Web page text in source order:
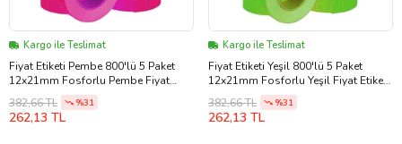
Kargo ile Teslimat
Fiyat Etiketi Pembe 800'lü 5 Paket
12x21mm Fosforlu Pembe Fiyat
Etiketi Mx-5500 M5500 Hg979 Motex
Etiket Makinesi Yedeğiart
382,66 TL %31
262,13 TL
Kargo ile Teslimat
Fiyat Etiketi Yeşil 800'lü 5 Paket
12x21mm Fosforlu Yeşil Fiyat Etiketi
Mx-5500 M5500 Hg979 Motex Etiket
Makinesi Yedeği
382,66 TL %31
262,13 TL